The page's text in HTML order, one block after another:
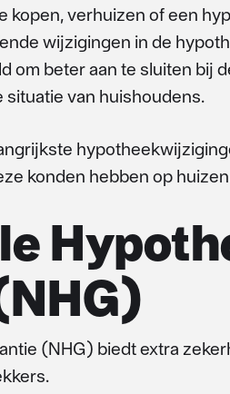
kopen, verhuizen of een
wijzigingen in de
om beter aan te sluiten bij
van huishoudens.
konden hebben op
(NHG) biedt extra